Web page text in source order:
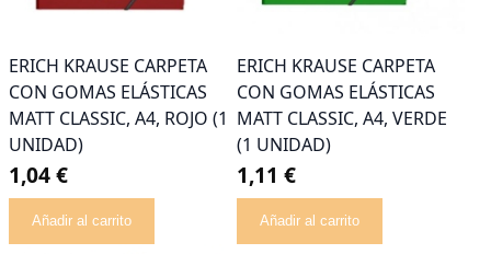
ERICH KRAUSE CARPETA
CON GOMAS ELÁSTICAS
MATT CLASSIC, A4, ROJO (1
UNIDAD)
1,04 €
Añadir al carrito
ERICH KRAUSE CARPETA
CON GOMAS ELÁSTICAS
MATT CLASSIC, A4, VERDE
(1 UNIDAD)
1,11 €
Añadir al carrito